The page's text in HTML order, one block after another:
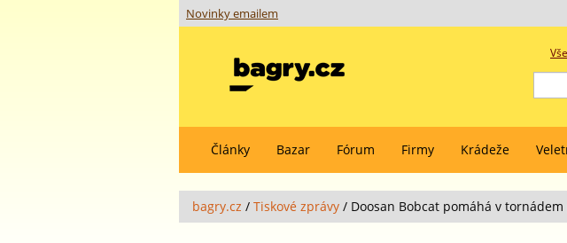
Novinky emailem
Vše
Články Bazar Fórum Firmy Krádeže
bagry.cz / Tiskové zprávy / Doosan Bobcat pomáhá v